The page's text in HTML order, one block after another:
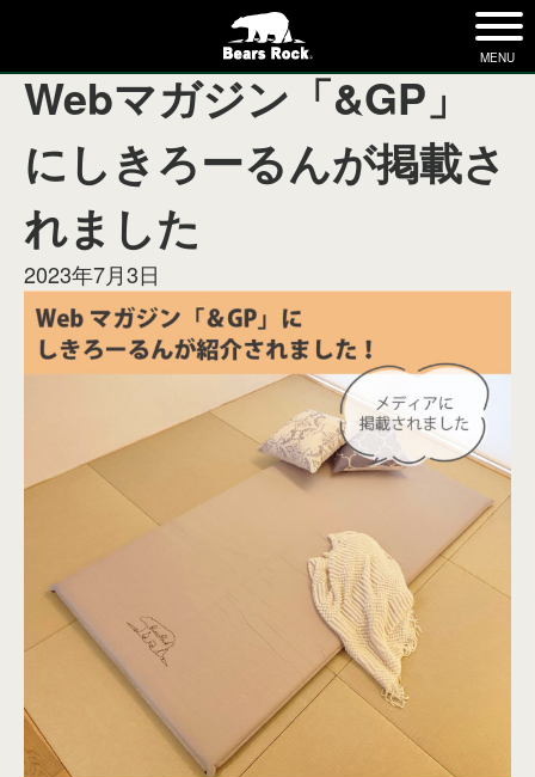
MENU
2023年7月
Webマガジン「&GP」
にしきろーるんが掲載さ
れました
2023年7月3日